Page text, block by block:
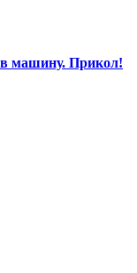
в машину. Прикол!